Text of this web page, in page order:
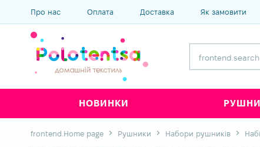
Про нас Оплата Доставка Як замовити
НОВИНКИ
frontend.Home page Рушники Набори рушників